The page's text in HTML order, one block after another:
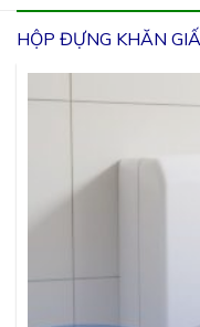
HỘP ĐỰNG KHĂN